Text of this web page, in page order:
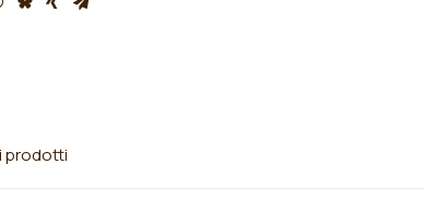
prodotti